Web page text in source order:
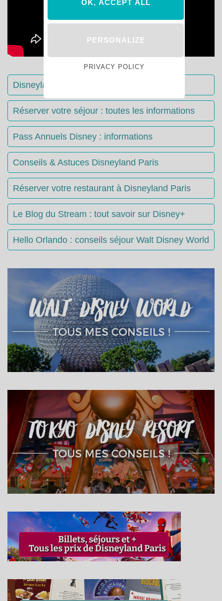
Disneyland Paris : Le guide complet
Réserver votre séjour : toutes les informations
Pass Annuels Disney : informations
Conseils & Astuces Disneyland Paris
Réserver votre restaurant à Disneyland Paris
Le Blog du Stream : tout savoir sur Disney+
Hello Orlando : conseils séjour Walt Disney World
OK, ACCEPT ALL
PERSONALIZE
PRIVACY POLICY